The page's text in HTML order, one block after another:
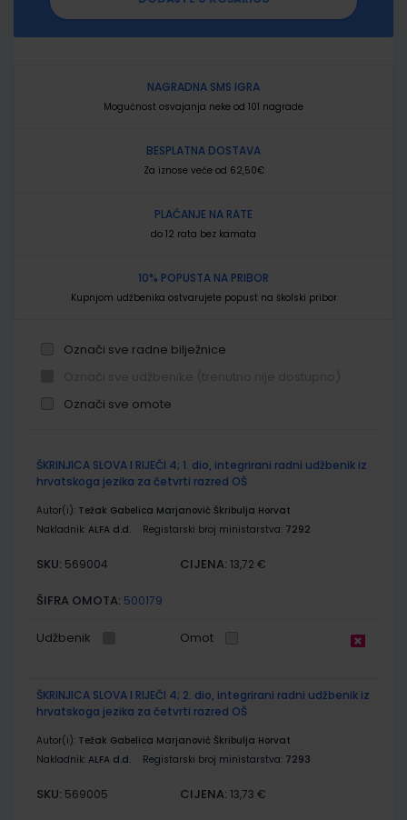
NAGRADNA SMS IGRA
Mogućnost osvajanja neke od 101 nagrade
BESPLATNA DOSTAVA
Za iznose veće od 62,50€
PLAĆANJE NA RATE
do 12 rata bez kamata
10% POPUSTA NA PRIBOR
Kupnjom udžbenika ostvarujete popust na školski pribor
Označi sve radne bilježnice
Označi sve omote
proizvodi
ŠKRINJICA SLOVA I RIJEČI 4; 1. dio, integrirani radni udžbenik iz
hrvatskoga jezika za četvrti razred OŠ
Autor(i): Težak Gabelica Marjanović Škribulja Horvat
Nakladnik: ALFA d.d. Registarski broj ministarstva: 7292
SKU: 569004 CIJENA: 13,72 €
ŠIFRA OMOTA: 500179
Udžbenik Omot
ŠKRINJICA SLOVA I RIJEČI 4; 2. dio, integrirani radni udžbenik iz
hrvatskoga jezika za četvrti razred OŠ
Autor(i): Težak Gabelica Marjanović Škribulja Horvat
Nakladnik: ALFA d.d. Registarski broj ministarstva: 7293
SKU: 569005 CIJENA: 13,73 €